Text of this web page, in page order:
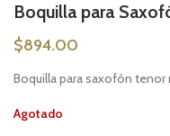
Boquilla para
$894.00
Boquilla para saxofón tenor
Agotado